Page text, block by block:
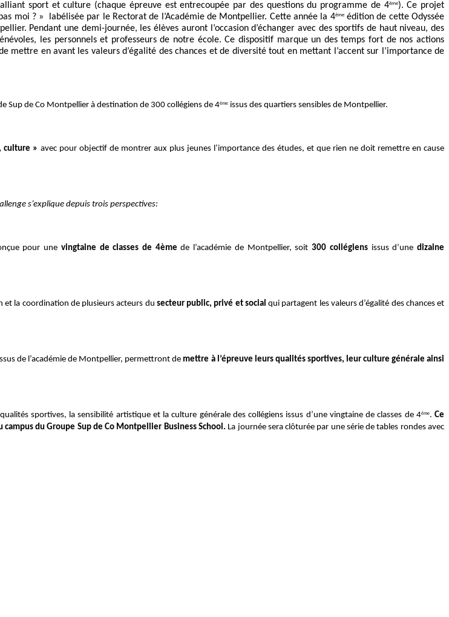
sport et culture (chaque épreuve est entrecoupée par des questions du programme de 4ème). Ce projet
moi ? »
labélisée par le Rectorat de l’Académie de Montpellier. Cette année la 4èmeédition de cette Odyssée
Pendant une demi-journée, les élèves auront l’occasion d’échanger avec des sportifs de haut niveau, des
les personnels et professeurs de notre école. Ce dispositif marque un des temps fort de nos actions
mettre en avant les valeurs d’égalité des chances et de diversité tout en mettant l’accent sur l’importance de
Sup de Co Montpellier à destination de 300 collégiens de 4ème issus des quartiers sensibles de Montpellier.
culture » avec pour objectif de montrer aux plus jeunes l’importance des études, et que rien ne doit remettre en cause
s’explique depuis trois perspectives:
pour une vingtaine de classes de 4èmede l’académie de Montpellier, soit300 collégiens issus d’unedizaine
et la coordination de plusieurs acteurs du secteur public, privé et socialqui partagent les valeurs d’égalité des chances et
de l’académie de Montpellier, permettront de mettre à l’épreuve leurs qualités sportives, leur culture générale ainsi
sportives, la sensibilité artistique et la culture générale des collégiens issus d’une vingtaine de classes de 4ème.Ce
du Groupe Sup de Co Montpellier Business School. La journée sera clôturée par une série de tables rondes avec